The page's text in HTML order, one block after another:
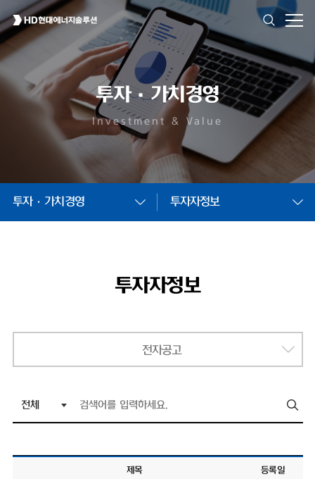
투자·가치경영
Investment & Value
투자·가치경영 투자자정보
투자자정보
전자공고
제목 등록일